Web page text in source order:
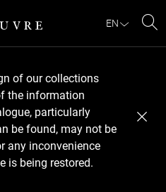
EN
of our collections
the information
particularly
be found, may not be
any inconvenience
is being restored.